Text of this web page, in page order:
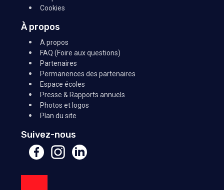
Cookies
À propos
A propos
FAQ (Foire aux questions)
Partenaires
Permanences des partenaires
Espace écoles
Presse & Rapports annuels
Photos et logos
Plan du site
Suivez-nous